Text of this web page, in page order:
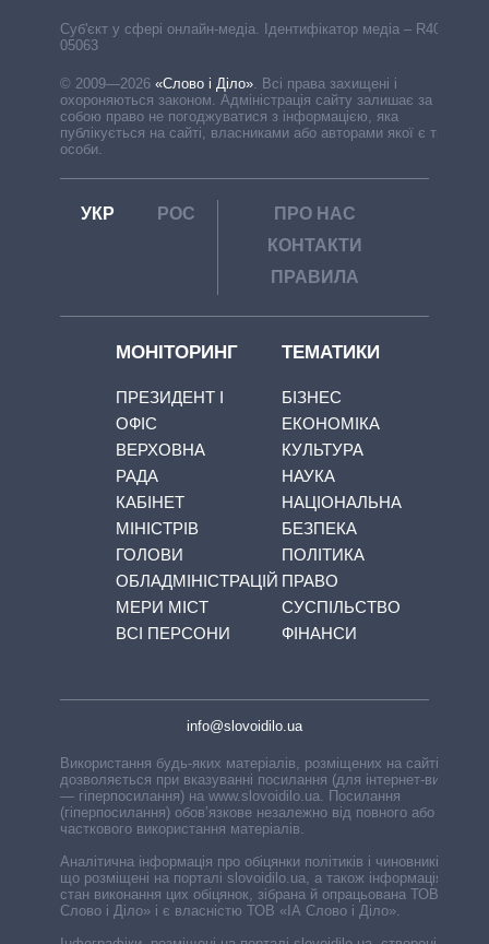
Cуб'єкт у сфері онлайн-медіа. Ідентифікатор медіа – R40-
05063
© 2009—2026 «Слово і Діло» Всі права захищені і
охороняються законом. Адміністрація сайту залишає за
собою право не погоджуватися з інформацією, яка
публікується на сайті, власниками або авторами якої є треті
особи.
УКР РОС
ПРО НАС
КОНТАКТИ
ПРАВИЛА
МОНІТОРИНГ
ПРЕЗИДЕНТ І
ОФІС
ВЕРХОВНА
РАДА
КАБІНЕТ
МІНІСТРІВ
ГОЛОВИ
ОБЛАДМІНІСТРАЦІЙ
МЕРИ МІСТ
ВСІ ПЕРСОНИ
ТЕМАТИКИ
БІЗНЕС
ЕКОНОМІКА
КУЛЬТУРА
НАУКА
НАЦІОНАЛЬНА
БЕЗПЕКА
ПОЛІТИКА
ПРАВО
СУСПІЛЬСТВО
ФІНАНСИ
info@slovoidilo.ua
Використання будь-яких матеріалів, розміщених на сайті,
дозволяється при вказуванні посилання (для інтернет-видань
— гіперпосилання) на www.slovoidilo.ua. Посилання
(гіперпосилання) обов’язкове незалежно від повного або
часткового використання матеріалів.
Аналітична інформація про обіцянки політиків і чиновників,
що розміщені на порталі slovoidilo.ua, а також інформація про
стан виконання цих обіцянок, зібрана й опрацьована ТОВ «ІА
Слово і Діло» і є власністю ТОВ «ІА Слово і Діло».